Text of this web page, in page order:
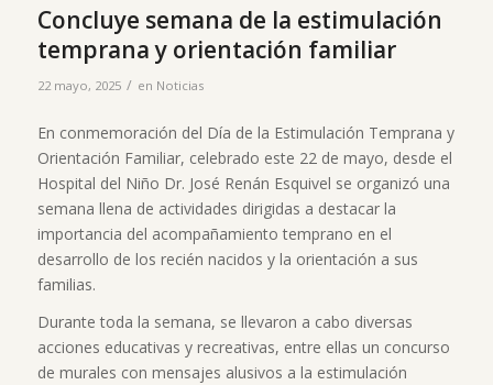
Concluye semana de la estimulación
temprana y orientación familiar
22 mayo, 2025 / en Noticias
En conmemoración del Día de la Estimulación Temprana y
Orientación Familiar, celebrado este 22 de mayo, desde el
Hospital del Niño Dr. José Renán Esquivel se organizó una
semana llena de actividades dirigidas a destacar la
importancia del acompañamiento temprano en el
desarrollo de los recién nacidos y la orientación a sus
familias.
Durante toda la semana, se llevaron a cabo diversas
acciones educativas y recreativas, entre ellas un concurso
de murales con mensajes alusivos a la estimulación